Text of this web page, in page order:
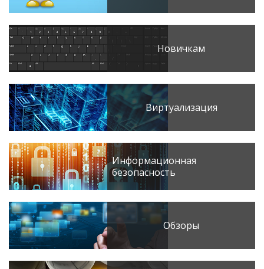
Новичкам
Виртуализация
Информационная
безопасность
Обзоры